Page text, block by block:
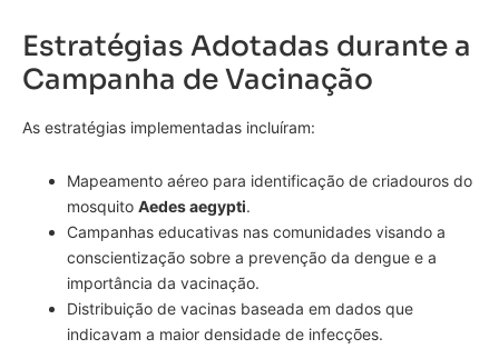
Estratégias Adotadas durante a
Campanha de Vacinação
As estratégias implementadas incluíram:
Mapeamento aéreo para identificação de criadouros do
mosquito Aedes aegypti.
Campanhas educativas nas comunidades visando a
conscientização sobre a prevenção da dengue e a
importância da vacinação.
Distribuição de vacinas baseada em dados que
indicavam a maior densidade de infecções.